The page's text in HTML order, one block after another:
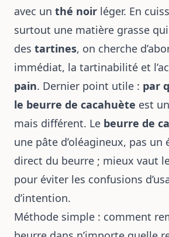
avec un thé noir léger. En
surtout une matière grasse
des tartines, on cherche
immédiat, la tartinabilité et
pain. Dernier point utile : par
le beurre de cacahuète est
mais différent. Le beurre de
une pâte d’oléagineux, pas un
direct du beurre ; mieux vaut
pour éviter les confusions
d’intention.
Méthode simple : comment